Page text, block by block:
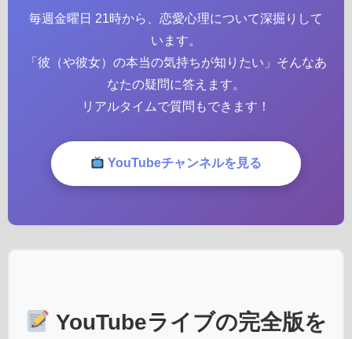
毎週金曜日 21時から、恋愛心理について深掘りして
います。
「彼（や彼女）の本当の気持ちが知りたい」そんなあ
なたの疑問に答えます。
リアルタイムで質問もできます！
YouTubeチャンネルを見る
YouTubeライブの完全版を